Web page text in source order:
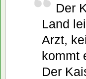
Der
Land
Arzt,
kommt
Der